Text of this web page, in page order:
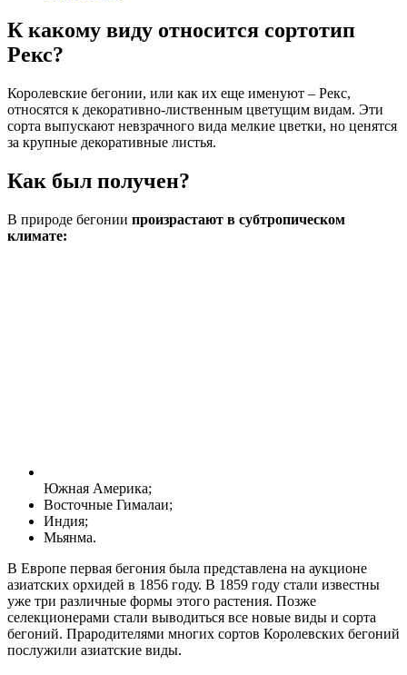
К какому виду относится сортотип
Рекс?
Королевские бегонии, или как их еще именуют – Рекс,
относятся к декоративно-лиственным цветущим видам. Эти
сорта выпускают невзрачного вида мелкие цветки, но ценятся
за крупные декоративные листья.
Как был получен?
В природе бегонии произрастают в субтропическом
климате:
Южная Америка;
Восточные Гималаи;
Индия;
Мьянма.
В Европе первая бегония была представлена на аукционе
азиатских орхидей в 1856 году. В 1859 году стали известны
уже три различные формы этого растения. Позже
селекционерами стали выводиться все новые виды и сорта
бегоний. Прародителями многих сортов Королевских бегоний
послужили азиатские виды.